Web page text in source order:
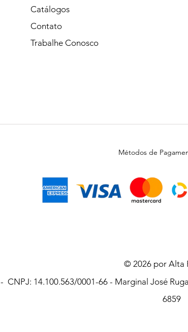
Catálogos
Contato
Trabalhe Conosco
Métodos de
© 2026 por Alta
- CNPJ: 14.100.563/0001-66 - Marginal José
6859